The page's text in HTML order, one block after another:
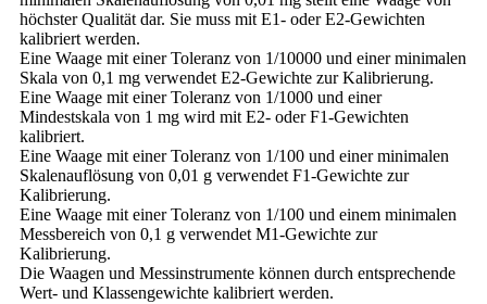
höchster Qualität dar. Sie muss mit E1- oder E2-Gewichten
kalibriert werden.
Eine Waage mit einer Toleranz von 1/10000 und einer minimalen
Skala von 0,1 mg verwendet E2-Gewichte zur Kalibrierung.
Eine Waage mit einer Toleranz von 1/1000 und einer
Mindestskala von 1 mg wird mit E2- oder F1-Gewichten
kalibriert.
Eine Waage mit einer Toleranz von 1/100 und einer minimalen
Skalenauflösung von 0,01 g verwendet F1-Gewichte zur
Kalibrierung.
Eine Waage mit einer Toleranz von 1/100 und einem minimalen
Messbereich von 0,1 g verwendet M1-Gewichte zur
Kalibrierung.
Die Waagen und Messinstrumente können durch entsprechende
Wert- und Klassengewichte kalibriert werden.